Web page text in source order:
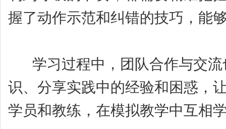
握了动作示范和纠错的技巧，能
学习过程中，团队合作与交流
识、分享实践中的经验和困惑，
学员和教练，在模拟教学中互相